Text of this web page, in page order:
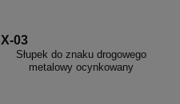
X-03
Słupek do znaku drogowego
metalowy ocynkowany